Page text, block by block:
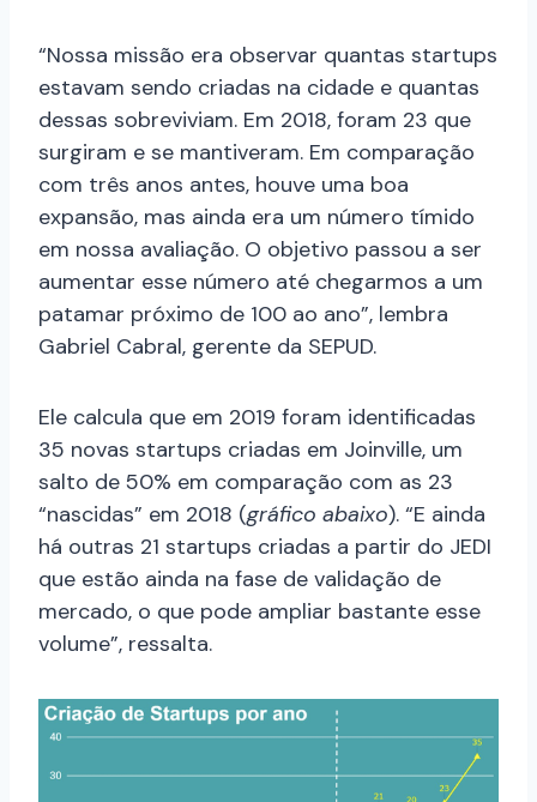
“Nossa missão era observar quantas startups
estavam sendo criadas na cidade e quantas
dessas sobreviviam. Em 2018, foram 23 que
surgiram e se mantiveram. Em comparação
com três anos antes, houve uma boa
expansão, mas ainda era um número tímido
em nossa avaliação. O objetivo passou a ser
aumentar esse número até chegarmos a um
patamar próximo de 100 ao ano”, lembra
Gabriel Cabral, gerente da SEPUD.
Ele calcula que em 2019 foram identificadas
35 novas startups criadas em Joinville, um
salto de 50% em comparação com as 23
“nascidas” em 2018 (gráfico abaixo). “E ainda
há outras 21 startups criadas a partir do JEDI
que estão ainda na fase de validação de
mercado, o que pode ampliar bastante esse
volume”, ressalta.